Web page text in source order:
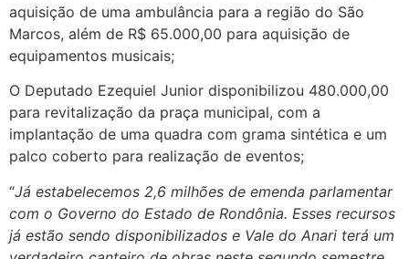
aquisição de uma ambulância para a região do São
Marcos, além de R$ 65.000,00 para aquisição de
equipamentos musicais;
O Deputado Ezequiel Junior disponibilizou 480.000,00
para revitalização da praça municipal, com a
implantação de uma quadra com grama sintética e um
palco coberto para realização de eventos;
“Já estabelecemos 2,6 milhões de emenda parlamentar
com o Governo do Estado de Rondônia. Esses recursos
já estão sendo disponibilizados e Vale do Anari terá um